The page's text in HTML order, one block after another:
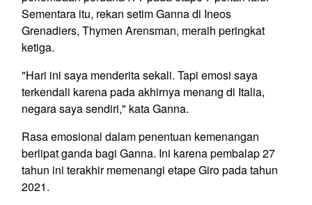
Sementara itu, rekan setim Ganna di Ineos
Grenadiers, Thymen Arensman, meraih peringkat
ketiga.
"Hari ini saya menderita sekali. Tapi emosi saya
terkendali karena pada akhirnya menang di Italia,
negara saya sendiri," kata Ganna.
Rasa emosional dalam penentuan kemenangan
berlipat ganda bagi Ganna. Ini karena pembalap 27
tahun ini terakhir memenangi etape Giro pada tahun
2021.